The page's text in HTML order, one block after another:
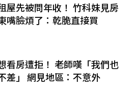
屋先被問年收！ 竹科妹見房
嘴臉煩了：乾脆直接買
看房遭拒！ 老師嘆「我們也
差」 網見地區：不意外